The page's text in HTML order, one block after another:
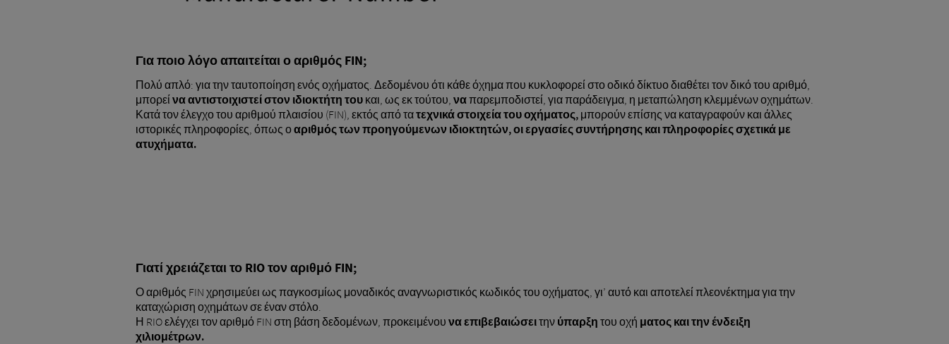
Για ποιο λόγο απαιτείται ο αριθμός FIN;
Πολύ απλό: για την ταυτοποίηση ενός οχήματος. Δεδομένου ότι κάθε όχημα που κυκλοφορεί στο οδικό δίκτυο διαθέτει τον δικό του αριθμό,
μπορείνα αντιστοιχιστεί στον ιδιοκτήτη του και, ως εκ τούτου, ναπαρεμποδιστεί, για παράδειγμα, η μεταπώληση κλεμμένων οχημάτων.
Κατά τον έλεγχο του αριθμού πλαισίου (FIN), εκτός από τατεχνικά στοιχεία του οχήματος, μπορούν επίσης να καταγραφούν και άλλες
ιστορικές πληροφορίες, όπως οαριθμός των προηγούμενων ιδιοκτητών, οι εργασίες συντήρησης και πληροφορίες σχετικά με
ατυχήματα.
Γιατί χρειάζεται το RIO τον αριθμό FIN;
Ο αριθμός FIN χρησιμεύει ως παγκοσμίως μοναδικός αναγνωριστικός κωδικός του οχήματος, γι’ αυτό και αποτελεί πλεονέκτημα για την
καταχώριση οχημάτων σε έναν στόλο.
Η RIO ελέγχει τον αριθμό FIN στη βάση δεδομένων, προκειμένου να επιβεβαιώσειτην ύπαρξη του οχή ματος και την ένδειξη
χιλιομέτρων.